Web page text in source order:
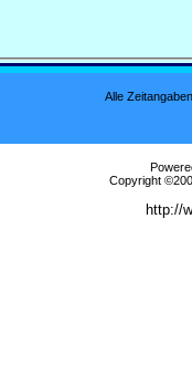
Alle
Copyright
http://